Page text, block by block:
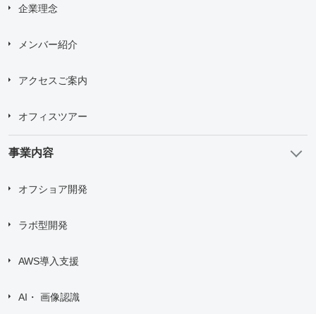
企業理念
メンバー紹介
アクセスご案内
オフィスツアー
事業内容
オフショア開発
ラボ型開発
AWS導入支援
AI・ 画像認識